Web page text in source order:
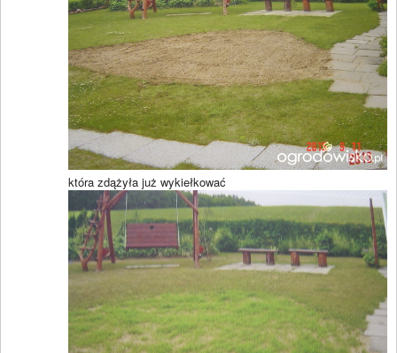
która zdążyła już wykiełkować